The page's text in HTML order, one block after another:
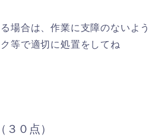
場合は、作業に支障のないよう
等で適切に処置をしてね
０点）